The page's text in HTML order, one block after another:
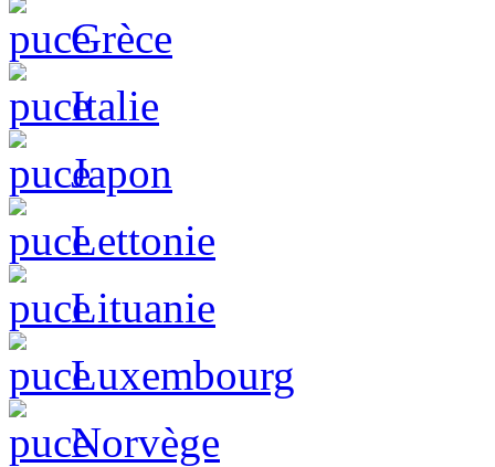
Grèce
Italie
Japon
Lettonie
Lituanie
Luxembourg
Norvège